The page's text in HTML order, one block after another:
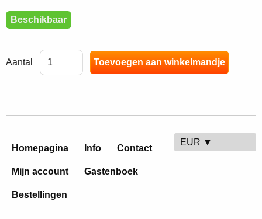
Beschikbaar
Aantal
Homepagina Info Contact
Mijn account Gastenboek
Bestellingen
EUR ▼